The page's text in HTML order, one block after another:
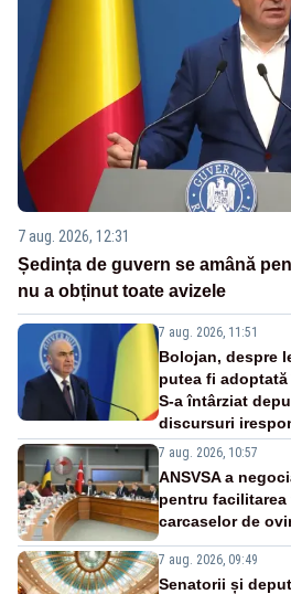
7 aug. 2026, 12:31
Ședința de guvern se amână
nu a obținut toate avizele
7 aug. 2026, 11:51
Bolojan, despre
putea fi
S-a întârziat
discursuri
7 aug. 2026, 10:57
ANSVSA a
pentru
carcaselor de
7 aug. 2026, 09:49
Senatorii și